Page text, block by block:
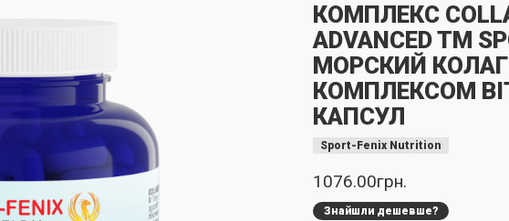
КОМПЛЕКС
ADVANCED TM
МОРСКИЙ
КОМПЛЕКСОМ
КАПСУЛ
Sport-Fenix Nutrition
1076.00грн.
Знайшли дешевше?